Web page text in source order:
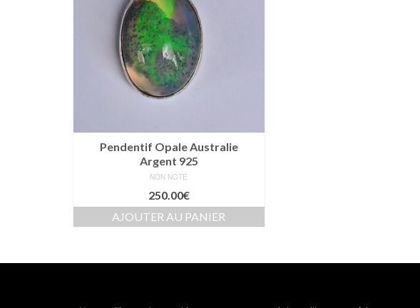
Pendentif Opale Australie
Argent 925
NON NOTÉ
250.00€
AJOUTER AU PANIER